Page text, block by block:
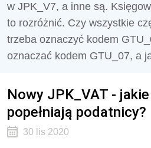
w JPK_V7, a inne są.
to rozróżnić. Czy wszystkie
trzeba oznaczyć kodem
oznaczać kodem GTU_07, a
Nowy JPK_VAT - jakie
popełniają podatnicy?
30 lis 2020